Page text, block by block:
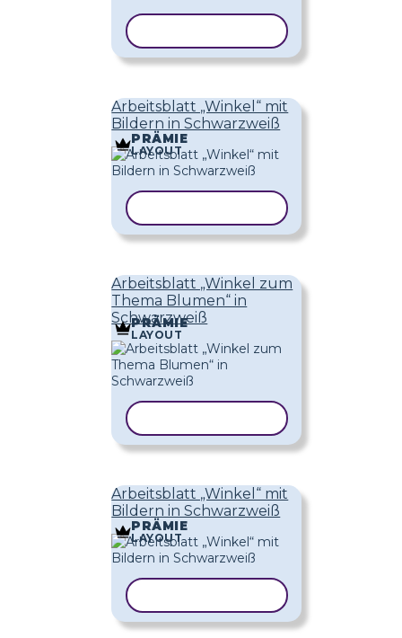
Arbeitsblatt „Winkel“ mit
Bildern in Schwarzweiß
PRÄMIE
LAYOUT
Arbeitsblatt „Winkel zum
Thema Blumen“ in
Schwarzweiß
PRÄMIE
LAYOUT
Arbeitsblatt „Winkel“ mit
Bildern in Schwarzweiß
PRÄMIE
LAYOUT